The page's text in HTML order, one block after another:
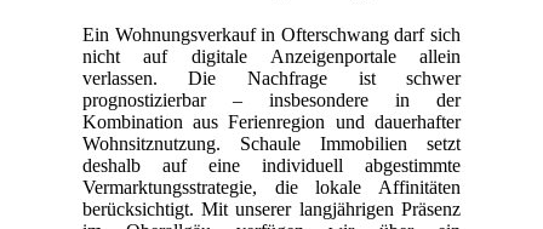
Ein Wohnungsverkauf in Ofterschwang darf sich
nicht auf digitale Anzeigenportale allein
verlassen. Die Nachfrage ist schwer
prognostizierbar – insbesondere in der
Kombination aus Ferienregion und dauerhafter
Wohnsitznutzung. Schaule Immobilien setzt
deshalb auf eine individuell abgestimmte
Vermarktungsstrategie, die lokale Affinitäten
berücksichtigt. Mit unserer langjährigen Präsenz